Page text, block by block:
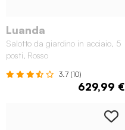
Luanda
Salotto da giardino in acciaio, 5
posti, Rosso
3.7 (10)
629,99 €